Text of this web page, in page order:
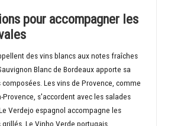
pour accompagner les
des vins blancs aux notes fraîches
Blanc de Bordeaux apporte sa
Les vins de Provence, comme
Provence, s'accordent avec les salades
Verdejo espagnol accompagne les
Le Vinho Verde portugais,